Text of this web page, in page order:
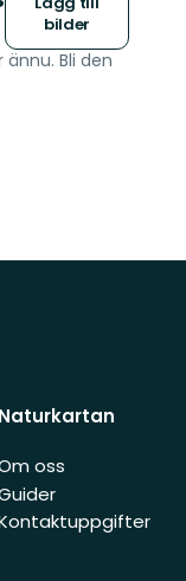
bilder
Bli den
Naturkartan
oss